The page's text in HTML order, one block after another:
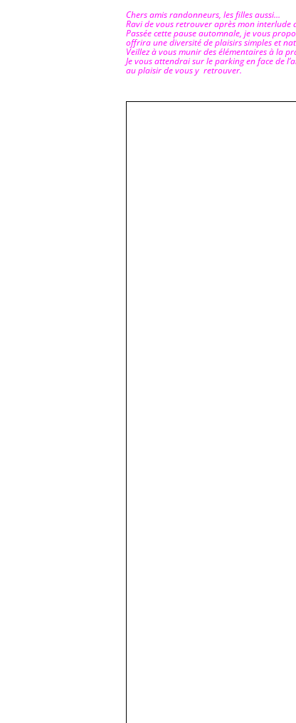
Chers amis randonneurs, les filles aussi…
Ravi de vous retrouver après mon interlude
Passée cette pause automnale, je vous
offrira une diversité de plaisirs simples et
Veillez à vous munir des élémentaires à la
Je vous attendrai sur le parking en face de
au plaisir de vous y retrouver.